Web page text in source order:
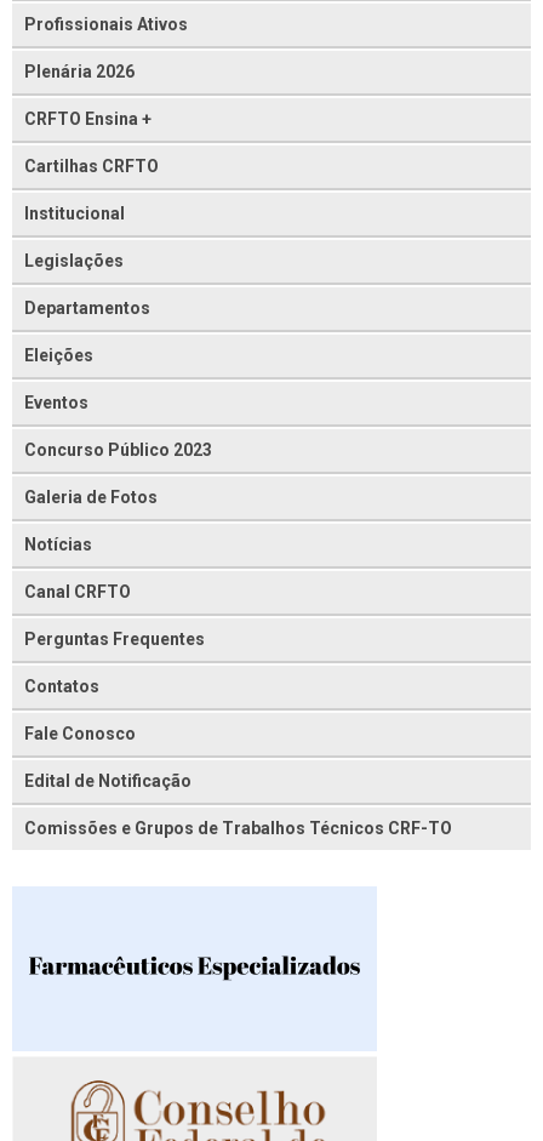
Profissionais Ativos
Plenária 2026
CRFTO Ensina +
Cartilhas CRFTO
Institucional
Legislações
Departamentos
Eleições
Eventos
Concurso Público 2023
Galeria de Fotos
Notícias
Canal CRFTO
Perguntas Frequentes
Contatos
Fale Conosco
Edital de Notificação
Comissões e Grupos de Trabalhos Técnicos CRF-TO